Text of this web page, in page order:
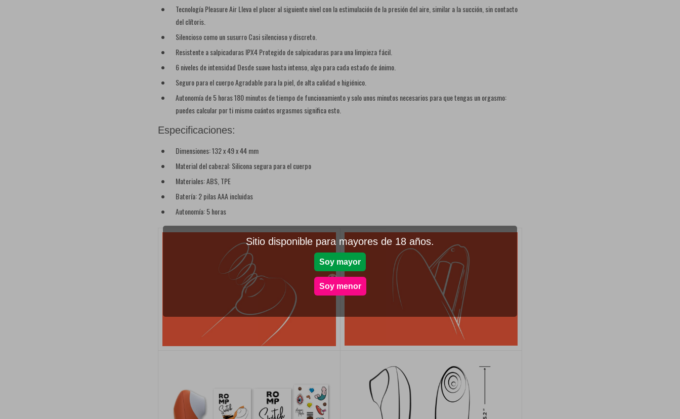

Sitio disponible para mayores de 18 años.
Soy mayor
Soy menor
Tecnología Pleasure Air Lleva el placer al siguiente nivel con la estimulación de la presión del aire, similar a la succión, sin contacto
del clítoris.
Silencioso como un susurro Casi silencioso y discreto.
Resistente a salpicaduras IPX4 Protegido de salpicaduras para una limpieza fácil.
6 niveles de intensidad Desde suave hasta intenso, algo para cada estado de ánimo.
Seguro para el cuerpo Agradable para la piel, de alta calidad e higiénico.
Autonomía de 5 horas 180 minutos de tiempo de funcionamiento y solo unos minutos necesarios para que tengas un orgasmo:
puedes calcular por ti mismo cuántos orgasmos significa esto.
Especificaciones:
Dimensiones: 132 x 49 x 44 mm
Material del cabezal: Silicona segura para el cuerpo
Materiales: ABS, TPE
Batería: 2 pilas AAA incluidas
Autonomía: 5 horas